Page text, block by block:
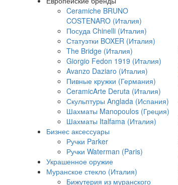
Ceramiche BRUNO
COSTENARO (Италия)
Посуда Chinelli (Италия)
Статуэтки BOXER (Италия)
The Bridge (Италия)
Giorgio Fedon 1919 (Италия)
Avanzo Daziaro (Италия)
Пивные кружки (Германия)
CeramicArte Deruta (Италия)
Скульптуры Anglada (Испания)
Шахматы Manopoulos (Греция)
Шахматы Italfama (Италия)
Бизнес аксессуары
Ручки Parker
Ручки Waterman (Paris)
Украшенное оружие
Муранское стекло (Италия)
Бижутерия из муранского